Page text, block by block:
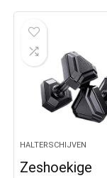
HALTERSCHIJVEN
Zeshoekige